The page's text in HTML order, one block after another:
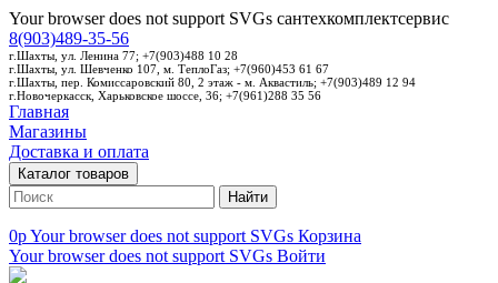
Your browser does not support SVGs сантехкомплектсервис
8(903)489-35-56
г.Шахты, ул. Ленина 77; +7(903)488 10 28
г.Шахты, ул. Шевченко 107, м. ТеплоГаз; +7(960)453 61 67
г.Шахты, пер. Комиссаровский 80, 2 этаж - м. Аквастиль; +7(903)489 12 94
г.Новочеркасск, Харьковское шоссе, 36; +7(961)288 35 56
Главная
Магазины
Доставка и оплата
Каталог товаров
Найти
0pYour browser does not support SVGs Корзина
Your browser does not support SVGs Войти